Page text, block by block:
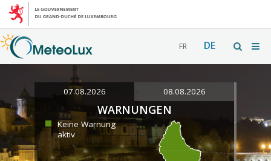
FR DE
07.08.2026 08.08.2026
WARNUNGEN
Keine Warnung
aktiv